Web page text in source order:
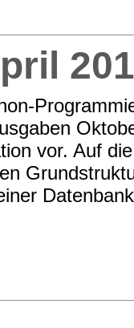
vor. Auf